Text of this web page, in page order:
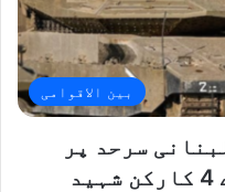
بین الاقوامی
سرحد پر